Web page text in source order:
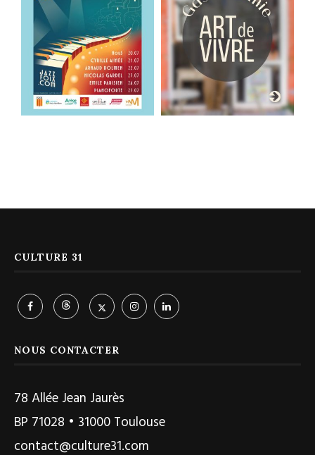
CULTURE 31
NOUS CONTACTER
78 Allée Jean Jaurès
BP 71028 • 31000 Toulouse
contact@culture31.com